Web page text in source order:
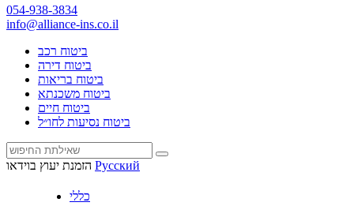
054-938-3834
info@alliance-ins.co.il
ביטוח רכב
ביטוח דירה
ביטוח בריאות
ביטוח משכנתא
ביטוח חיים
ביטוח נסיעות לחו״ל
הזמנת יעוץ בוידאו Русский
כללי